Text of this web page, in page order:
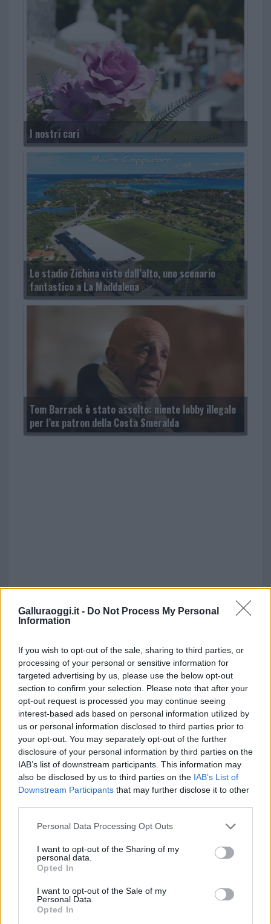
Galluraoggi.it - Do Not Process My Personal
Information
If you wish to opt-out of the sale, sharing to third parties, or
processing of your personal or sensitive information for
targeted advertising by us, please use the below opt-out
section to confirm your selection. Please note that after your
opt-out request is processed you may continue seeing
interest-based ads based on personal information utilized by
us or personal information disclosed to third parties prior to
your opt-out. You may separately opt-out of the further
disclosure of your personal information by third parties on the
IAB’s list of downstream participants. This information may
also be disclosed by us to third parties on the IAB’s List of
Downstream Participants that may further disclose it to other
Please note that this website/app uses one or more Google
not limited to your visit or usage behaviour. You may click to
grant or deny consent to Google and its third-party tags to
use your data for below specified purposes in below Google
consent section.
Personal Data Processing Opt Outs
I want to opt-out of the Sharing of my
personal data.
Opted In
I want to opt-out of the Sale of my
Personal Data.
Opted In
I nostri cari
Lo stadio Zichina visto dall’alto, uno scenario
fantastico a La Maddalena
Tom Barrack è stato assolto: niente lobby illegale
per l’ex patron della Costa Smeralda
Consiglio Regionale Sardegna
Covid-19
Giovanni Antonio Satta